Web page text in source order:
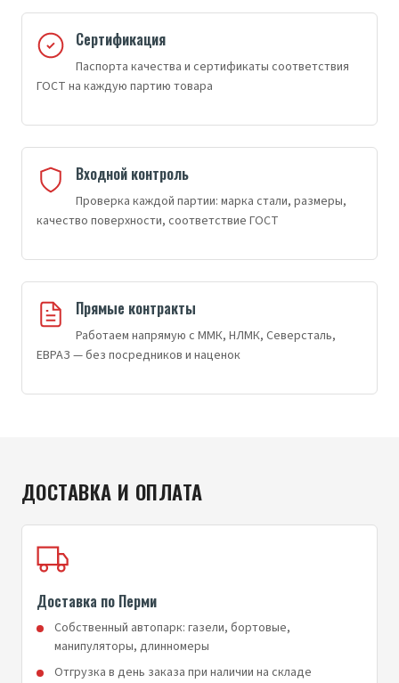
Сертификация
Паспорта качества и сертификаты соответствия
ГОСТ на каждую партию товара
Входной контроль
Проверка каждой партии: марка стали, размеры,
качество поверхности, соответствие ГОСТ
Прямые контракты
Работаем напрямую с ММК, НЛМК, Северсталь,
ЕВРАЗ — без посредников и наценок
ДОСТАВКА И ОПЛАТА
Доставка по Перми
Собственный автопарк: газели, бортовые,
манипуляторы, длинномеры
Отгрузка в день заказа при наличии на складе